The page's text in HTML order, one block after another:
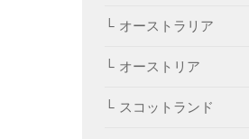
オーストラリア
オーストリア
スコットランド